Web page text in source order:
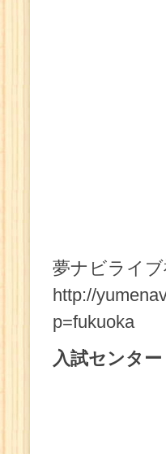
夢ナビライ
http://
p=fukuoka
入試センター